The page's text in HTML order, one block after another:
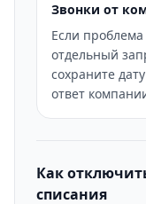
Звонки от
Если
отдельный
сохраните
ответ
Как
списания